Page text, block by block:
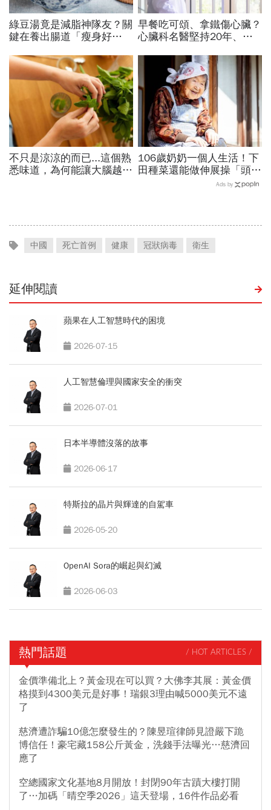
綠豆湯竟是減脂神隊友？關
鍵在養出腸道「瘦身好
種方法「燃脂率大提升」
早餐吃可頌、拿鐵傷心臟？
心臟科名醫堅持20年、早
喝咖啡前先喝「這1杯」更
護心
不只是涼涼的而已...這個熟
悉味道，為何能讓大腦越聞
106歲奶奶一個人生活！下
田種菜還能做伸展操「頭貼
腿」...公開8個健康長壽秘
Ads by
中國 死亡首例 健康 冠狀病毒 衛生
延伸閱讀
蘋果在人工智慧時代的困境
2026-07-15
人工智慧倫理與國家安全的衝突
2026-07-01
日本半導體沒落的故事
2026-06-17
特斯拉的晶片與輝達的自駕車
2026-05-20
OpenAI Sora的崛起與幻滅
2026-06-03
熱門話題 / HOT ARTICLES /
金價準備北上？黃金現在可以買？大佛李其展：黃金價
格摸到4300美元是好事！瑞銀3理由喊5000美元不遠
了
慈濟遭詐騙10億怎麼發生的？陳昱瑄律師見證嚴下跪
博信任！豪宅藏158公斤黃金，洗錢手法曝光…慈濟回
應了
空總國家文化基地8月開放！封閉90年古蹟大樓打開
了…加碼「晴空季2026」這天登場，16件作品必看